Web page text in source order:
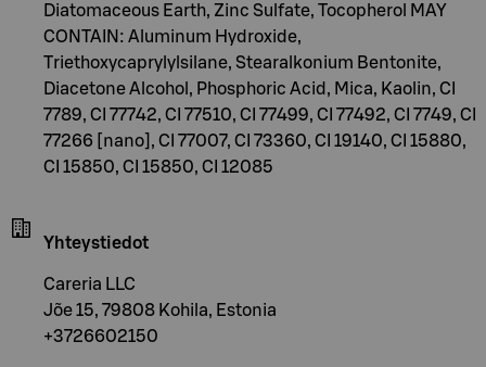
Diatomaceous Earth, Zinc Sulfate, Tocopherol MAY
CONTAIN: Aluminum Hydroxide,
Triethoxycaprylylsilane, Stearalkonium Bentonite,
Diacetone Alcohol, Phosphoric Acid, Mica, Kaolin, CI
7789, CI 77742, CI 77510, CI 77499, CI 77492, CI 7749, CI
77266 [nano], CI 77007, CI 73360, CI 19140, CI 15880,
CI 15850, CI 15850, CI 12085
Yhteystiedot
Careria LLC
Jõe 15, 79808 Kohila, Estonia
+3726602150